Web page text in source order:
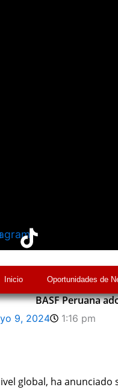
Inicio Oportunidades de
BASF Peruana
9, 2024 1:16 pm
global, ha anunciado